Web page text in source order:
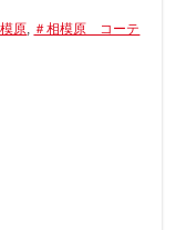
原, ＃相模原 コーテ